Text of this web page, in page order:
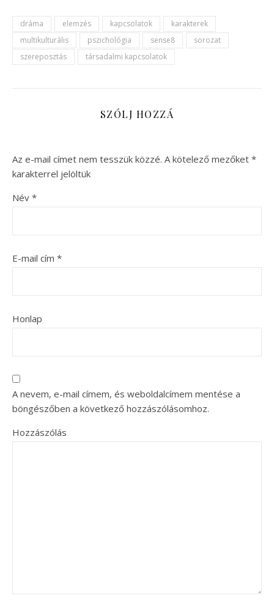
dráma elemzés kapcsolatok
karakterek
multikulturális
pszichológia sense8
sorozat
szereposztás
társadalmi kapcsolatok
SZÓLJ HOZZÁ
Az e-mail címet nem tesszük közzé. A kötelező mezőket *
karakterrel jelöltük
Név *
E-mail cím *
Honlap
A nevem, e-mail címem, és weboldalcímem mentése a
böngészőben a következő hozzászólásomhoz.
Hozzászólás